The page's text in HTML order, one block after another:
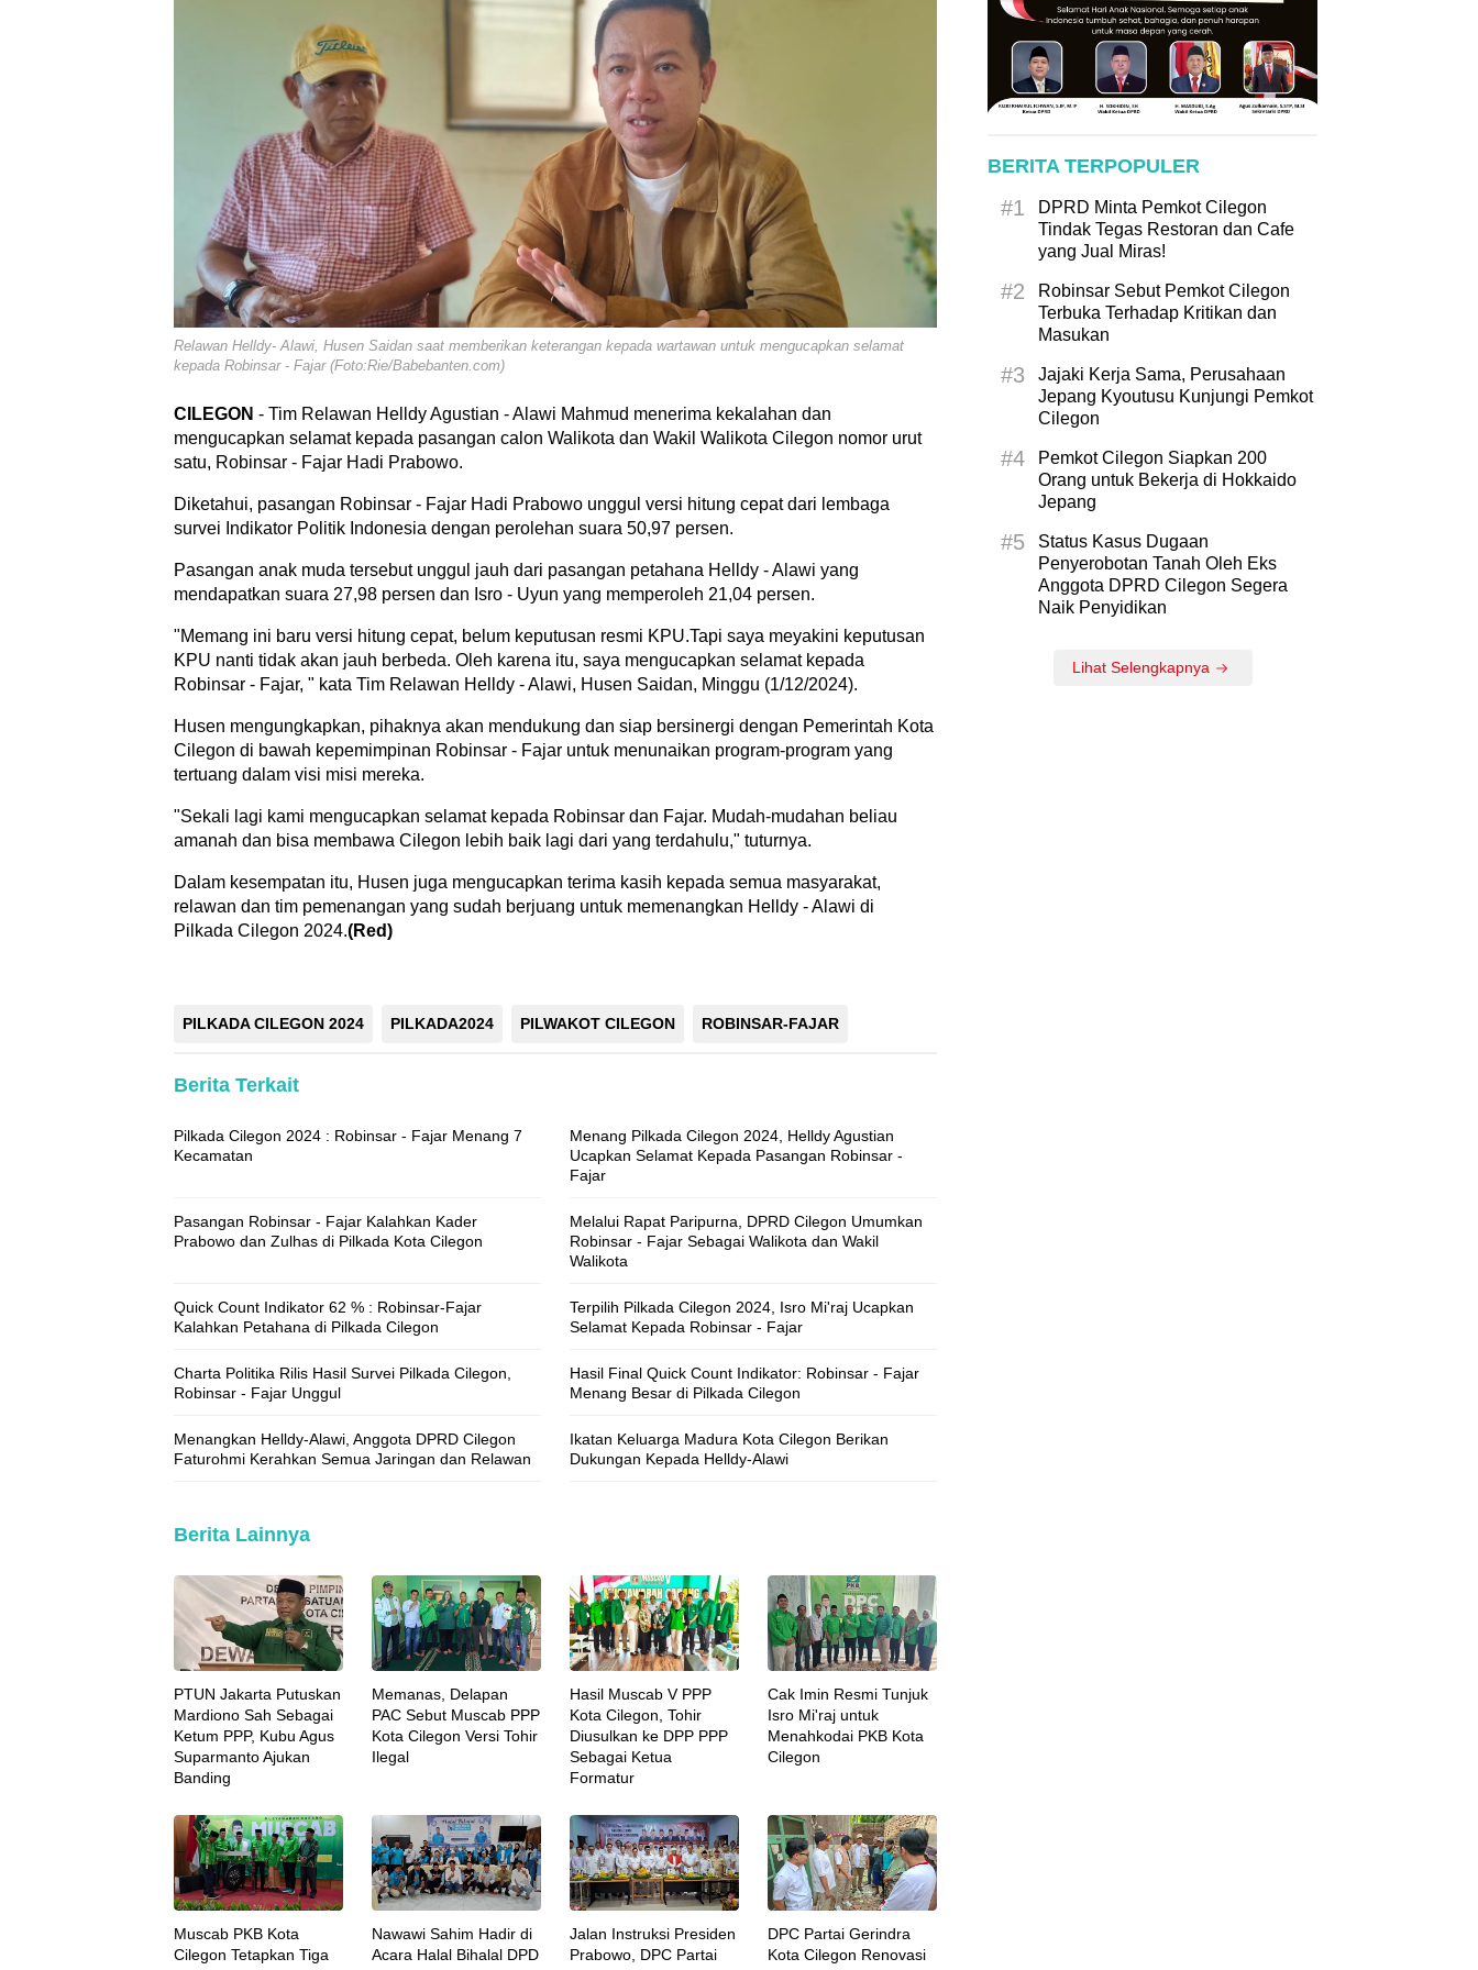
Relawan Helldy- Alawi, Husen Saidan saat memberikan keterangan kepada wartawan untuk mengucapkan selamat
kepada Robinsar - Fajar (Foto:Rie/Babebanten.com)
CILEGON - Tim Relawan Helldy Agustian - Alawi Mahmud menerima kekalahan dan
mengucapkan selamat kepada pasangan calon Walikota dan Wakil Walikota Cilegon nomor urut
satu, Robinsar - Fajar Hadi Prabowo.
Diketahui, pasangan Robinsar - Fajar Hadi Prabowo unggul versi hitung cepat dari lembaga
survei Indikator Politik Indonesia dengan perolehan suara 50,97 persen.
Pasangan anak muda tersebut unggul jauh dari pasangan petahana Helldy - Alawi yang
mendapatkan suara 27,98 persen dan Isro - Uyun yang memperoleh 21,04 persen.
"Memang ini baru versi hitung cepat, belum keputusan resmi KPU.Tapi saya meyakini keputusan
KPU nanti tidak akan jauh berbeda. Oleh karena itu, saya mengucapkan selamat kepada
Robinsar - Fajar, " kata Tim Relawan Helldy - Alawi, Husen Saidan, Minggu (1/12/2024).
Husen mengungkapkan, pihaknya akan mendukung dan siap bersinergi dengan Pemerintah Kota
Cilegon di bawah kepemimpinan Robinsar - Fajar untuk menunaikan program-program yang
tertuang dalam visi misi mereka.
"Sekali lagi kami mengucapkan selamat kepada Robinsar dan Fajar. Mudah-mudahan beliau
amanah dan bisa membawa Cilegon lebih baik lagi dari yang terdahulu," tuturnya.
Dalam kesempatan itu, Husen juga mengucapkan terima kasih kepada semua masyarakat,
relawan dan tim pemenangan yang sudah berjuang untuk memenangkan Helldy - Alawi di
Pilkada Cilegon 2024.(Red)
PILKADA CILEGON 2024 PILKADA2024 PILWAKOT CILEGON ROBINSAR-FAJAR
Berita Terkait
Pilkada Cilegon 2024 : Robinsar - Fajar Menang 7
Kecamatan
Menang Pilkada Cilegon 2024, Helldy Agustian
Ucapkan Selamat Kepada Pasangan Robinsar -
Fajar
Pasangan Robinsar - Fajar Kalahkan Kader
Prabowo dan Zulhas di Pilkada Kota Cilegon
Melalui Rapat Paripurna, DPRD Cilegon Umumkan
Robinsar - Fajar Sebagai Walikota dan Wakil
Walikota
Quick Count Indikator 62 % : Robinsar-Fajar
Kalahkan Petahana di Pilkada Cilegon
Terpilih Pilkada Cilegon 2024, Isro Mi'raj Ucapkan
Selamat Kepada Robinsar - Fajar
Charta Politika Rilis Hasil Survei Pilkada Cilegon,
Robinsar - Fajar Unggul
Hasil Final Quick Count Indikator: Robinsar - Fajar
Menang Besar di Pilkada Cilegon
Menangkan Helldy-Alawi, Anggota DPRD Cilegon
Faturohmi Kerahkan Semua Jaringan dan Relawan
Ikatan Keluarga Madura Kota Cilegon Berikan
Dukungan Kepada Helldy-Alawi
Berita Lainnya
PTUN Jakarta Putuskan
Mardiono Sah Sebagai
Ketum PPP, Kubu Agus
Suparmanto Ajukan
Banding
Memanas, Delapan
PAC Sebut Muscab PPP
Kota Cilegon Versi Tohir
Ilegal
Hasil Muscab V PPP
Kota Cilegon, Tohir
Diusulkan ke DPP PPP
Sebagai Ketua
Formatur
Cak Imin Resmi Tunjuk
Isro Mi'raj untuk
Menahkodai PKB Kota
Cilegon
Muscab PKB Kota
Cilegon Tetapkan Tiga
Nawawi Sahim Hadir di
Acara Halal Bihalal DPD
Jalan Instruksi Presiden
Prabowo, DPC Partai
DPC Partai Gerindra
Kota Cilegon Renovasi
BERITA TERPOPULER
#1
DPRD Minta Pemkot Cilegon
Tindak Tegas Restoran dan Cafe
yang Jual Miras!
#2
Robinsar Sebut Pemkot Cilegon
Terbuka Terhadap Kritikan dan
Masukan
#3
Jajaki Kerja Sama, Perusahaan
Jepang Kyoutusu Kunjungi Pemkot
Cilegon
#4
Pemkot Cilegon Siapkan 200
Orang untuk Bekerja di Hokkaido
Jepang
#5
Status Kasus Dugaan
Penyerobotan Tanah Oleh Eks
Anggota DPRD Cilegon Segera
Naik Penyidikan
Lihat Selengkapnya